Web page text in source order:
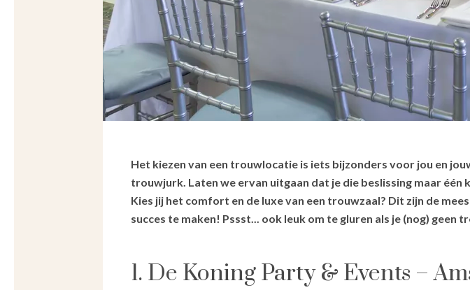
Het kiezen van een trouwlocatie is iets bijzonders voor jou en
trouwjurk. Laten we ervan uitgaan dat je die beslissing maar één
Kies jij het comfort en de luxe van een trouwzaal? Dit zijn de
succes te maken! Pssst... ook leuk om te gluren als je (nog) geen
1. De Koning Party & Events –